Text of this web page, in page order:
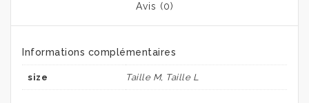
Avis (0)
Informations complémentaires
size Taille M, Taille L